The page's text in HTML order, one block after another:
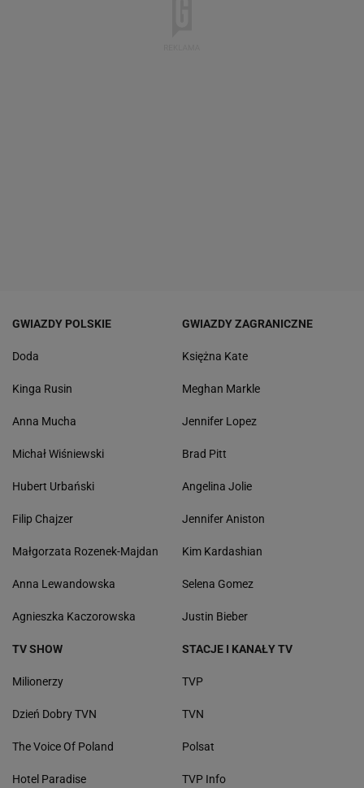
GWIAZDY POLSKIE
Doda
Kinga Rusin
Anna Mucha
Michał Wiśniewski
Hubert Urbański
Filip Chajzer
Małgorzata Rozenek-Majdan
Anna Lewandowska
Agnieszka Kaczorowska
GWIAZDY ZAGRANICZNE
Księżna Kate
Meghan Markle
Jennifer Lopez
Brad Pitt
Angelina Jolie
Jennifer Aniston
Kim Kardashian
Selena Gomez
Justin Bieber
TV SHOW
Milionerzy
Dzień Dobry TVN
The Voice Of Poland
Hotel Paradise
STACJE I KANAŁY TV
TVP
TVN
Polsat
TVP Info